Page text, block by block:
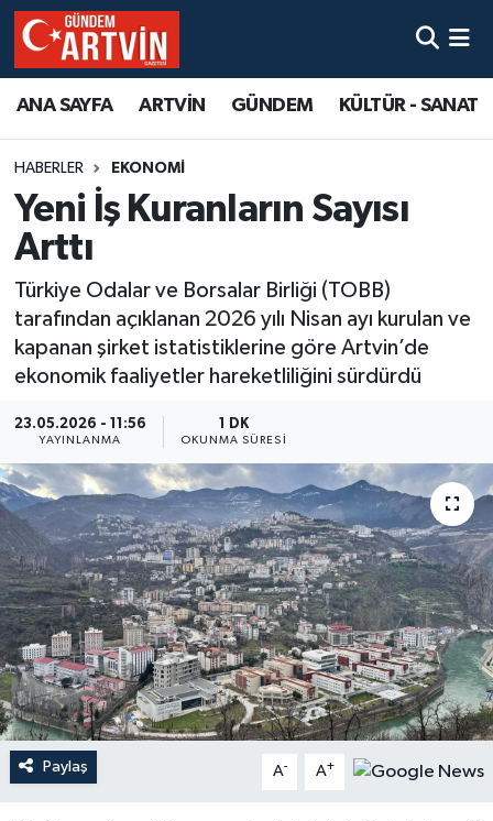
ANA SAYFA ARTVİN GÜNDEM KÜLTÜR - SANAT
HABERLER EKONOMİ
Yeni İş Kuranların Sayısı
Arttı
Türkiye Odalar ve Borsalar Birliği (TOBB)
tarafından açıklanan 2026 yılı Nisan ayı kurulan ve
kapanan şirket istatistiklerine göre Artvin’de
ekonomik faaliyetler hareketliliğini sürdürdü
23.05.2026 - 11:56
YAYINLANMA
1 DK
OKUNMA SÜRESI
Paylaş A- A+